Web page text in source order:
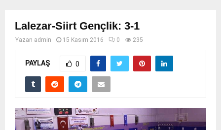
Lalezar-Siirt Gençlik: 3-1
Yazan admin 15 Kasım 2016 0 235
PAYLAŞ 0